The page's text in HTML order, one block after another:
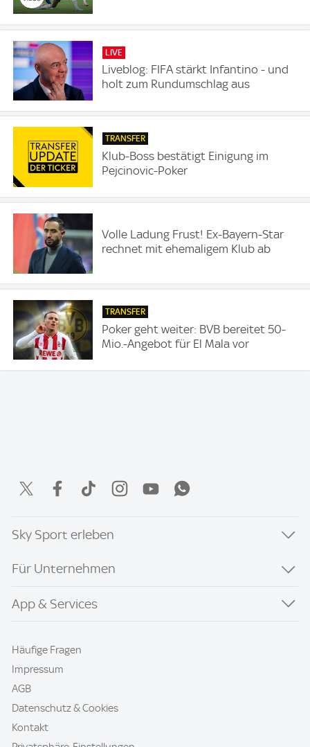
LIVE
Liveblog: FIFA stärkt Infantino - und
holt zum Rundumschlag aus
TRANSFER
Klub-Boss bestätigt Einigung im
Pejcinovic-Poker
Volle Ladung Frust! Ex-Bayern-Star
rechnet mit ehemaligem Klub ab
TRANSFER
Poker geht weiter: BVB bereitet 50-
Mio.-Angebot für El Mala vor
Sky Sport erleben
Für Unternehmen
App & Services
Häufige Fragen
Impressum
AGB
Datenschutz & Cookies
Kontakt